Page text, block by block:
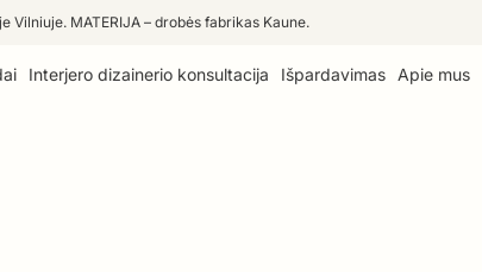
Vilniuje. MATERIJA – drobės fabrikas Kaune.
Interjero dizainerio konsultacija Išpardavimas Apie mus